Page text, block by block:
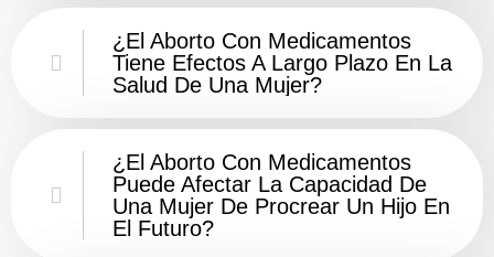
¿El Aborto Con Medicamentos
Tiene Efectos A Largo Plazo En La
Salud De Una Mujer?
¿El Aborto Con Medicamentos
Puede Afectar La Capacidad De
Una Mujer De Procrear Un Hijo En
El Futuro?